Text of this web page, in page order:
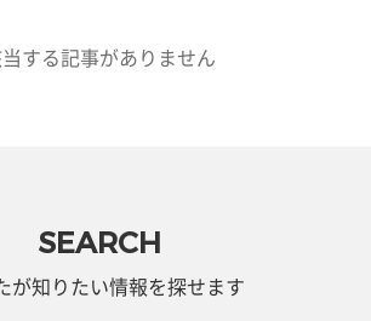
する記事がありません
SEARCH
が知りたい情報を探せます